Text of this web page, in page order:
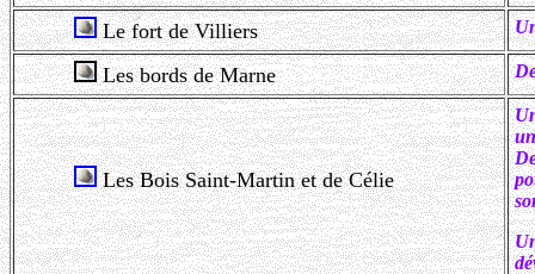
Le fort de Villiers
Les bords de Marne
Les Bois Saint-Martin et de Célie